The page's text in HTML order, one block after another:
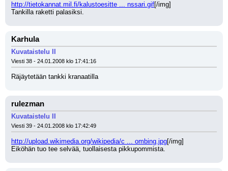
http://tietokannat.mil.fi/kalustoesitte ... nssari.gif[/img]
Tankilla raketti palasiksi.
Karhula
Kuvataistelu II
Viesti 38 - 24.01.2008 klo 17:41:16
Räjäytetään tankki kranaatilla
rulezman
Kuvataistelu II
Viesti 39 - 24.01.2008 klo 17:42:49
http://upload.wikimedia.org/wikipedia/c ... ombing.jpg[/img]
Eiköhän tuo tee selvää, tuollaisesta pikkupommista.